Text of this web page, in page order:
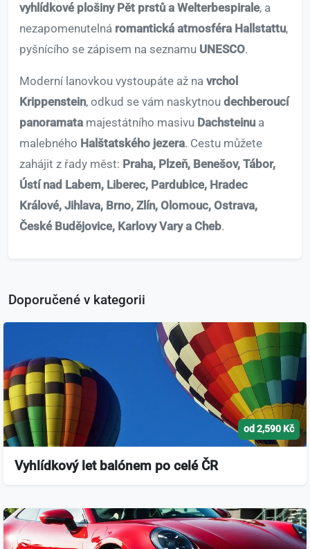
vyhlídkové plošiny Pět prstů a Welterbespirale, a
nezapomenutelná romantická atmosféra Hallstattu,
pyšnícího se zápisem na seznamu UNESCO.
Moderní lanovkou vystoupáte až na vrchol
Krippenstein, odkud se vám naskytnou dechberoucí
panoramata majestátního masivu Dachsteinu a
malebného Halštatského jezera. Cestu můžete
zahájit z řady měst: Praha, Plzeň, Benešov, Tábor,
Ústí nad Labem, Liberec, Pardubice, Hradec
Králové, Jihlava, Brno, Zlín, Olomouc, Ostrava,
České Budějovice, Karlovy Vary a Cheb.
Doporučené v kategorii
od 2,590 Kč
Vyhlídkový let balónem po celé ČR